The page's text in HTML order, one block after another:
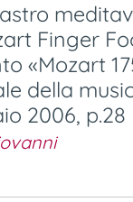
Finger
«Mozart
della
2006, p.28